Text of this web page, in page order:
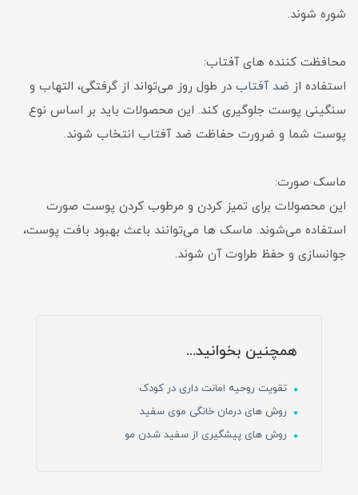
شوره شوند.
محافظت کننده های آفتاب:
استفاده از ضد آفتاب در طول روز می‌تواند از گرفتگی، التهاب و
سنگینی پوست جلوگیری کند. این محصولات باید بر اساس نوع
پوست شما و ضرورت حفاظت ضد آفتاب انتخاب شوند.
ماسک صورت:
این محصولات برای تمیز کردن و مرطوب کردن پوست صورت
استفاده می‌شوند. ماسک ها می‌توانند باعث بهبود بافت پوست،
جوانسازی و حفظ طراوت آن شوند.
همچنین بخوانید...
تقویت روحیه امانت داری در کودک
روش های درمان خانگی موی سفید
روش های پیشگیری از سفید شدن مو